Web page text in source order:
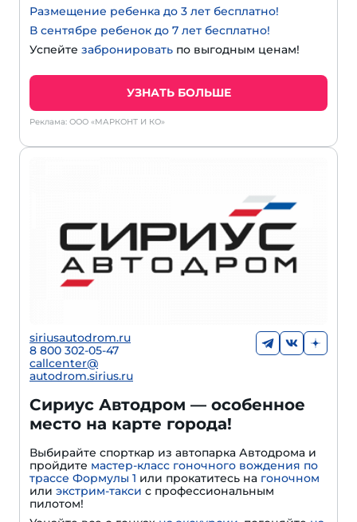
Размещение ребенка до 3 лет бесплатно!
В сентябре ребенок до 7 лет бесплатно!
Успейте забронировать по выгодным ценам!
УЗНАТЬ БОЛЬШЕ
Реклама: ООО «МАРКОНТ И КО»
siriusautodrom.ru
8 800 302-05-47
callcenter@
autodrom.sirius.ru
Сириус Автодром — особенное
место на карте города!
Выбирайте спорткар из автопарка Автодрома и
пройдите мастер-класс гоночного вождения по
трассе Формулы 1 или прокатитесь на гоночном
или экстрим-такси с профессиональным
пилотом!